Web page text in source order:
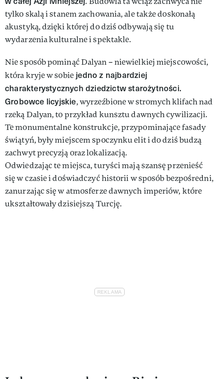
tylko skalą i stanem zachowania, ale także doskonałą
akustyką, dzięki której do dziś odbywają się tu
wydarzenia kulturalne i spektakle.
Nie sposób pominąć Dalyan – niewielkiej miejscowości,
która kryje w sobiejedno z najbardziej
charakterystycznych dziedzictw starożytności.
Grobowce licyjskie, wyrzeźbione w stromych klifach nad
rzeką Dalyan, to przykład kunsztu dawnych cywilizacji.
Te monumentalne konstrukcje, przypominające fasady
świątyń, były miejscem spoczynku elit i do dziś budzą
zachwyt precyzją oraz lokalizacją.
Odwiedzając te miejsca, turyści mają szansę przenieść
się w czasie i doświadczyć historii w sposób bezpośredni,
zanurzając się w atmosferze dawnych imperiów, które
ukształtowały dzisiejszą Turcję.